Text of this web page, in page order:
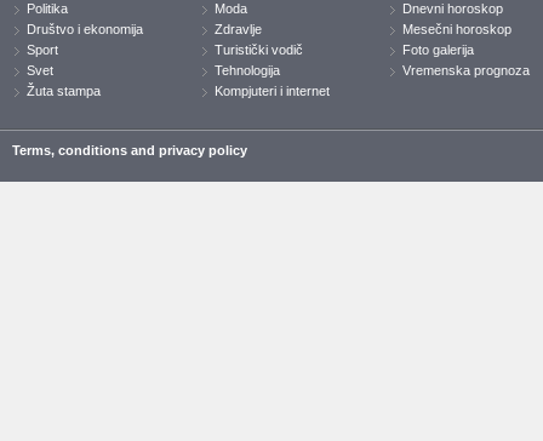
Politika
Društvo i ekonomija
Sport
Svet
Žuta stampa
Moda
Zdravlje
Turistički vodič
Tehnologija
Kompjuteri i internet
Dnevni horoskop
Mesečni horoskop
Foto galerija
Vremenska prognoza
Terms, conditions and privacy policy